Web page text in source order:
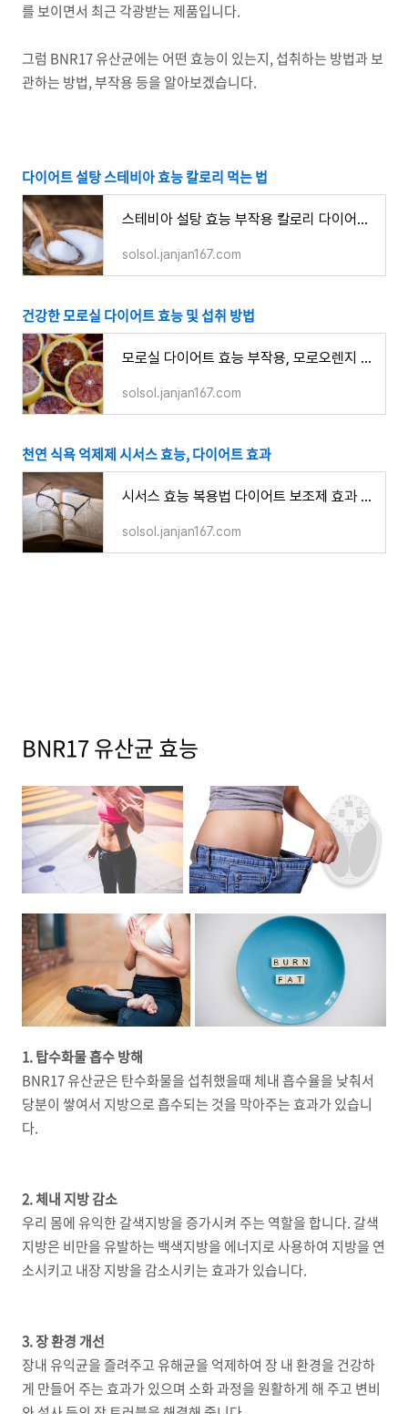
를 보이면서 최근 각광받는 제품입니다.
그럼 BNR17 유산균에는 어떤 효능이 있는지, 섭취하는 방법과 보
관하는 방법, 부작용 등을 알아보겠습니다.
다이어트 설탕 스테비아 효능 칼로리 먹는 법
스테비아 설탕 효능 부작용 칼로리 다이어트 권장량 당뇨환자 먹는법
solsol.janjan167.com
건강한 모로실 다이어트 효능 및 섭취 방법
모로실 다이어트 효능 부작용, 모로오렌지 분말 먹는 법 주의할 점
solsol.janjan167.com
천연 식욕 억제제 시서스 효능, 다이어트 효과
시서스 효능 복용법 다이어트 보조제 효과 부작용 복용법 복용량
solsol.janjan167.com
BNR17 유산균 효능
1. 탑수화물 흡수 방해
BNR17 유산균은 탄수화물을 섭취했을때 체내 흡수율을 낮춰서
당분이 쌓여서 지방으로 흡수되는 것을 막아주는 효과가 있습니
다.
2. 체내 지방 감소
우리 몸에 유익한 갈색지방을 증가시켜 주는 역할을 합니다. 갈색
지방은 비만을 유발하는 백색지방을 에너지로 사용하여 지방을 연
소시키고 내장 지방을 감소시키는 효과가 있습니다.
3. 장 환경 개선
장내 유익균을 즐려주고 유해균을 억제하여 장 내 환경을 건강하
게 만들어 주는 효과가 있으며 소화 과정을 원활하게 해 주고 변비